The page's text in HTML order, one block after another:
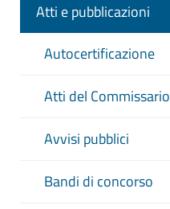
Atti e pubblicazioni
Autocertificazione
Atti del Commissario
Avvisi pubblici
Bandi di concorso